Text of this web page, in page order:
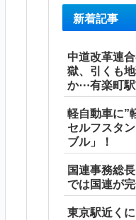
新着記事
中道改革連
獄、引くも
か⋯有楽町駅
軽自動車に”
セルフスタ
ブル」！
国連事務総
では国連が
東京駅近く